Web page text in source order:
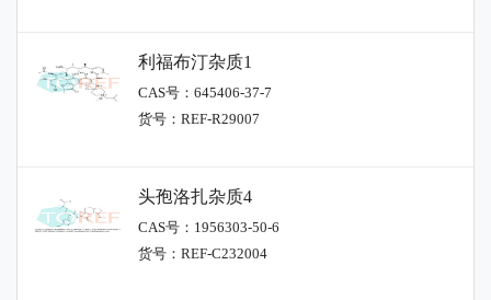
利福布汀杂质1
CAS号：645406-37-7
货号：REF-R29007
头孢洛扎杂质4
CAS号：1956303-50-6
货号：REF-C232004